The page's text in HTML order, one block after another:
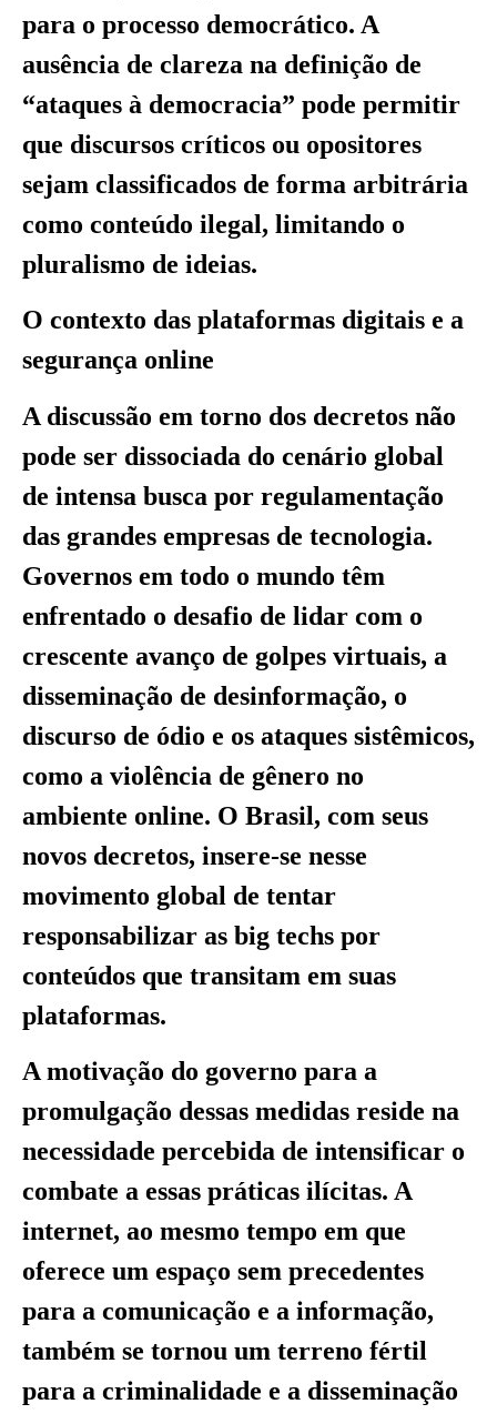
para o processo democrático. A
ausência de clareza na definição de
“ataques à democracia” pode permitir
que discursos críticos ou opositores
sejam classificados de forma arbitrária
como conteúdo ilegal, limitando o
pluralismo de ideias.
O contexto das plataformas digitais e a
segurança online
A discussão em torno dos decretos não
pode ser dissociada do cenário global
de intensa busca por regulamentação
das grandes empresas de tecnologia.
Governos em todo o mundo têm
enfrentado o desafio de lidar com o
crescente avanço de golpes virtuais, a
disseminação de desinformação, o
discurso de ódio e os ataques sistêmicos,
como a violência de gênero no
ambiente online. O Brasil, com seus
novos decretos, insere-se nesse
movimento global de tentar
responsabilizar as big techs por
conteúdos que transitam em suas
plataformas.
A motivação do governo para a
promulgação dessas medidas reside na
necessidade percebida de intensificar o
combate a essas práticas ilícitas. A
internet, ao mesmo tempo em que
oferece um espaço sem precedentes
para a comunicação e a informação,
também se tornou um terreno fértil
para a criminalidade e a disseminação